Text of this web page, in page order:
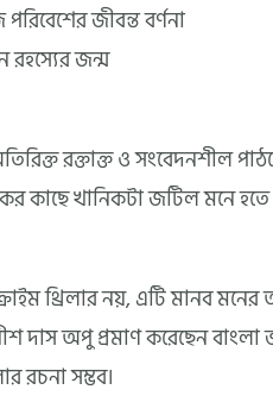
জীবন্ত বর্ণনা
রহস্যের জন্ম
রক্তাক্ত ও সংবেদনশীল
কাছে খানিকটা জটিল মনে হতে
থ্রিলার নয়, এটি মানব
দাস অপু প্রমাণ করেছেন বাংলা
রচনা সম্ভব।